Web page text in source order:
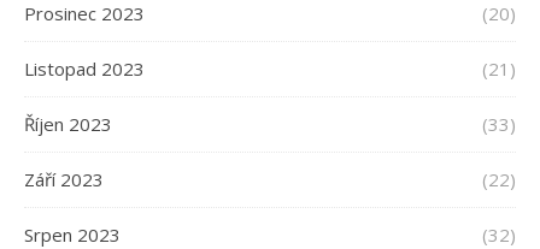
Prosinec 2023 (20)
Listopad 2023 (21)
Říjen 2023 (33)
Září 2023 (22)
Srpen 2023 (32)